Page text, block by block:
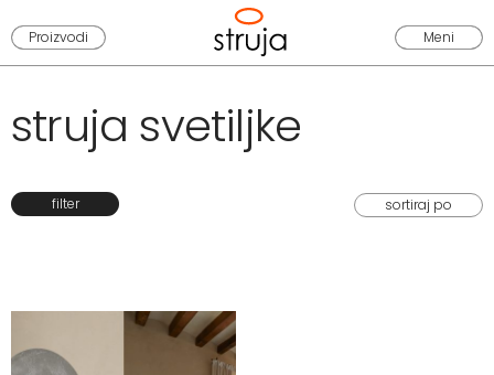
Proizvodi Meni
struja svetiljke
filter